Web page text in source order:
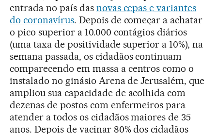
entrada no país das novas cepas e variantes
do coronavírus. Depois de começar a achatar
o pico superior a 10.000 contágios diários
(uma taxa de positividade superior a 10%), na
semana passada, os cidadãos continuam
comparecendo em massa a centros como o
instalado no ginásio Arena de Jerusalém, que
ampliou sua capacidade de acolhida com
dezenas de postos com enfermeiros para
atender a todos os cidadãos maiores de 35
anos. Depois de vacinar 80% dos cidadãos